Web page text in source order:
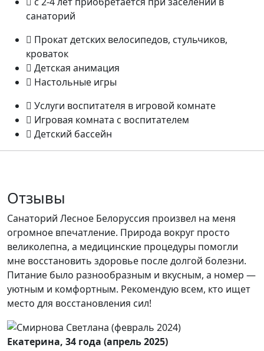
санаторий
Прокат детских велосипедов, стульчиков,
кроваток
Детская анимация
Настольные игры
Услуги воспитателя в игровой комнате
Игровая комната с воспитателем
Детский бассейн
Отзывы
Санаторий Лесное Белоруссия произвел на меня
огромное впечатление. Природа вокруг просто
великолепна, а медицинские процедуры помогли
мне восстановить здоровье после долгой болезни.
Питание было разнообразным и вкусным, а номер —
уютным и комфортным. Рекомендую всем, кто ищет
место для восстановления сил!
Екатерина, 34 года (апрель 2025)